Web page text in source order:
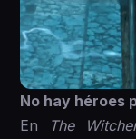
No hay héroes
En
The